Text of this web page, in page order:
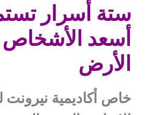
ستة أسرار
أسعد
الأرض
خاص أكاديمية نيرونت